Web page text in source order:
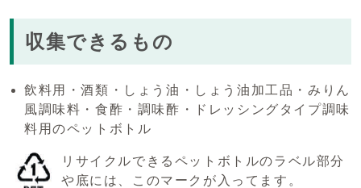
収集できるもの
飲料用・酒類・しょう油・しょう油加工品・みりん
風調味料・食酢・調味酢・ドレッシングタイプ調味
料用のペットボトル
リサイクルできるペットボトルのラベル部分
や底には、このマークが入ってます。